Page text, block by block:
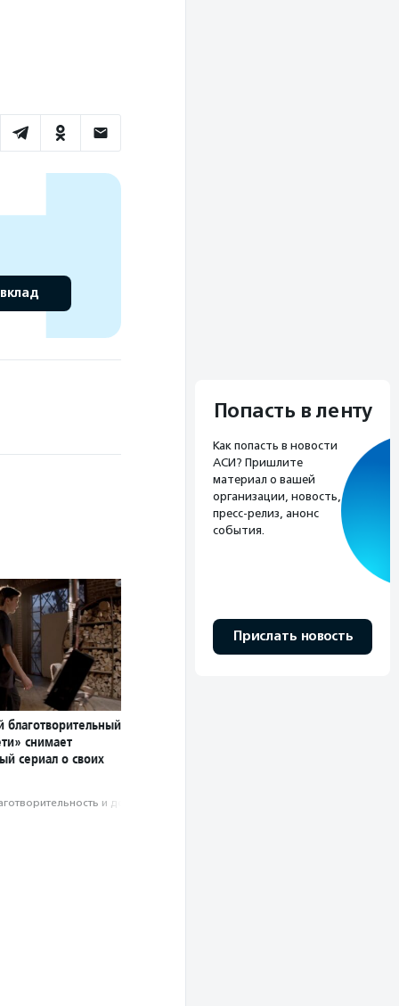
благотворительный
снимает
сериал о своих
и доброволь­чест­во
Попасть в ленту
Как попасть в новости
АСИ? Пришлите
материал о вашей
организации, новость,
пресс-релиз, анонс
события.
Прислать новость